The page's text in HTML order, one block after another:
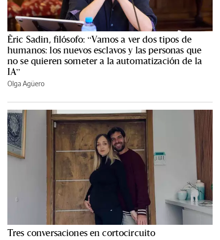
Èric Sadin, filósofo: “Vamos a ver dos tipos de
humanos: los nuevos esclavos y las personas que
no se quieren someter a la automatización de la
IA”
Olga Agüero
Tres conversaciones en cortocircuito